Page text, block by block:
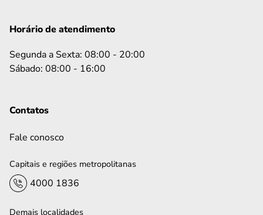
Horário de atendimento
Segunda a Sexta: 08:00 - 20:00
Sábado: 08:00 - 16:00
Contatos
Fale conosco
Capitais e regiões metropolitanas
4000 1836
Demais localidades